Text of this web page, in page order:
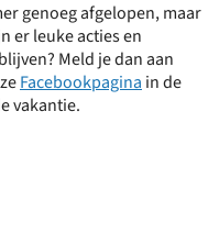
genoeg afgelopen, maar
er leuke acties en
Meld je dan aan
Facebookpagina in de
vakantie.